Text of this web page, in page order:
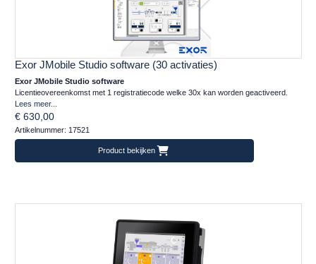
Exor JMobile Studio software (30 activaties)
Exor JMobile Studio software
Licentieovereenkomst met 1 registratiecode welke 30x kan worden geactiveerd.
Lees meer...
€ 630,00
Artikelnummer: 17521
Product bekijken